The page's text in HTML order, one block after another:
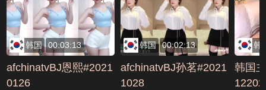
韩国 00:03:13
afchinatvBJ恩熙#2021
0126
韩国 00:02:13
afchinatvBJ孙茗#2021
1028
韩
韩国